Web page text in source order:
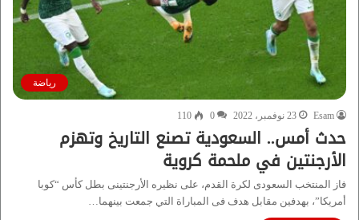
رياضة
Esam 23 نوفمبر، 2022 0
110
حدث أمس.. السعودية تصنع التاريخ وتهزم
الأرجنتين في ملحمة كروية
فاز المنتخب السعودى لكرة القدم، على نظيره الأرجنتينى بطل كأس “كوبا
أمريكا”، بهدفين مقابل هدف فى المباراة التي جمعت بينهما…